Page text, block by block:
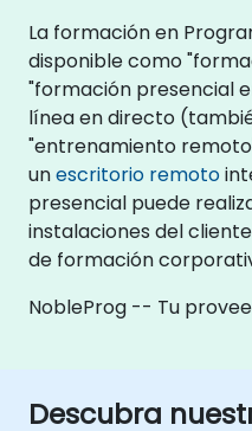
La formación en
disponible como
"formación presencial
línea en directo
"entrenamiento
unescritorio remoto
presencial puede
instalaciones del
de formación
NobleProg -- Tu
Descubra